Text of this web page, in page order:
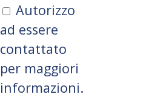
Autorizzo
ad essere
contattato
per maggiori
informazioni.